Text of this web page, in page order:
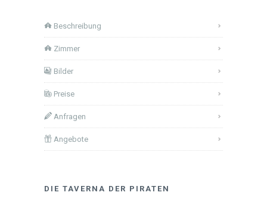
Beschreibung
Zimmer
Bilder
Preise
Anfragen
Angebote
DIE TAVERNA DER PIRATEN